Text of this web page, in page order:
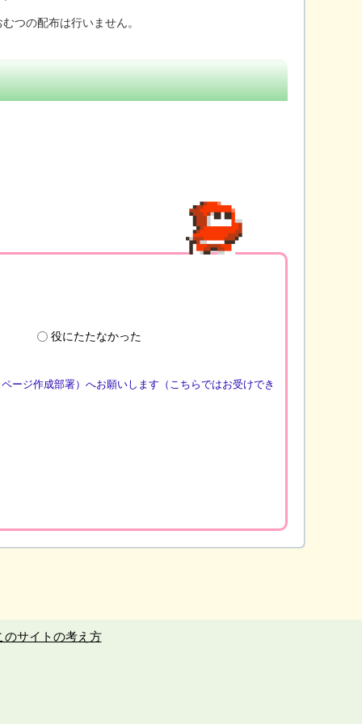
つの配布は行いません。
役にたたなかった
ージ作成部署）へお願いします（こちらではお受けでき
のサイトの考え方